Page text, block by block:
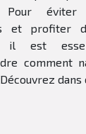
Pour éviter
et profiter
il est
comment
dans